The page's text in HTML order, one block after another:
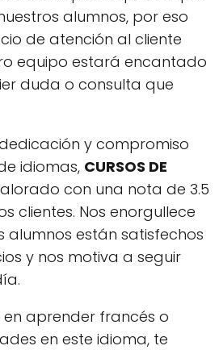
alumnos, por eso
de atención al cliente
equipo estará encantado
duda o consulta que
y compromiso
idiomas, CURSOS DE
con una nota de 3.5
clientes. Nos enorgullece
alumnos están satisfechos
y nos motiva a seguir
en aprender francés o
en este idioma, te